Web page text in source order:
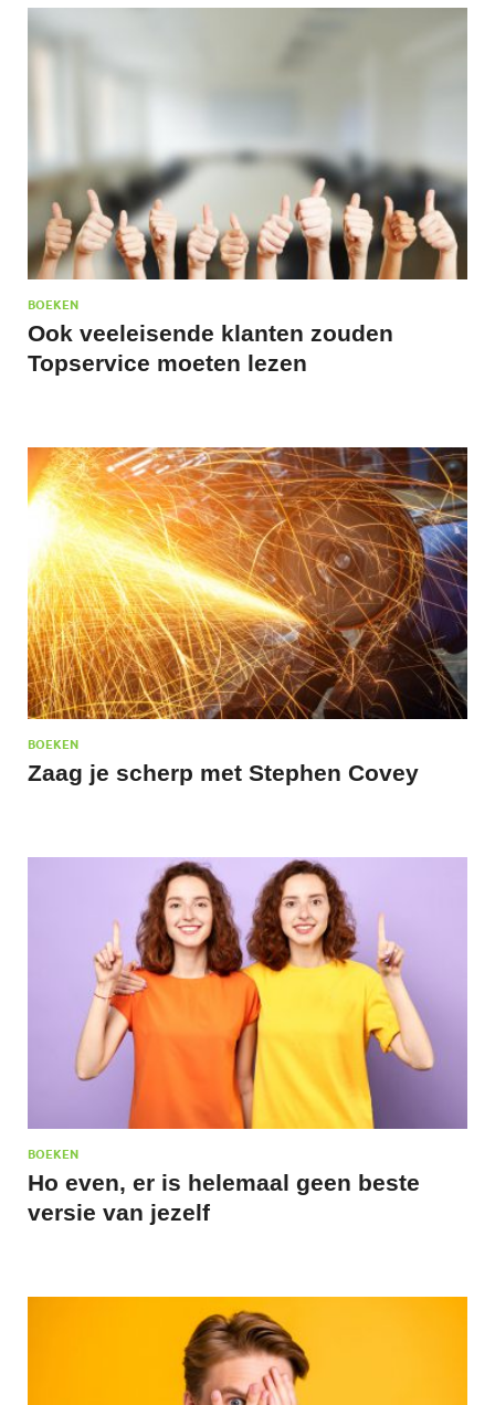
BOEKEN
Ook veeleisende klanten zouden
Topservice moeten lezen
BOEKEN
Zaag je scherp met Stephen Covey
BOEKEN
Ho even, er is helemaal geen beste
versie van jezelf